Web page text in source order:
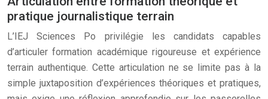
pratique journalistique terrain
L’IEJ Sciences Po privilégie les candidats capables
d’articuler formation académique rigoureuse et expérience
terrain authentique. Cette articulation ne se limite pas à la
simple juxtaposition d’expériences théoriques et pratiques,